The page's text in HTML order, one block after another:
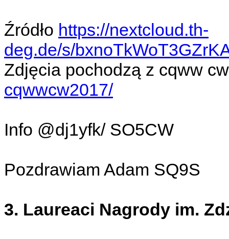
Źródło https://nextcloud.th-
deg.de/s/
Zdjęcia pochodzą z cqww
cqwwcw2017/
Info @dj1yfk/ SO5CW
Pozdrawiam Adam SQ9S
3. Laureaci Nagrody im.